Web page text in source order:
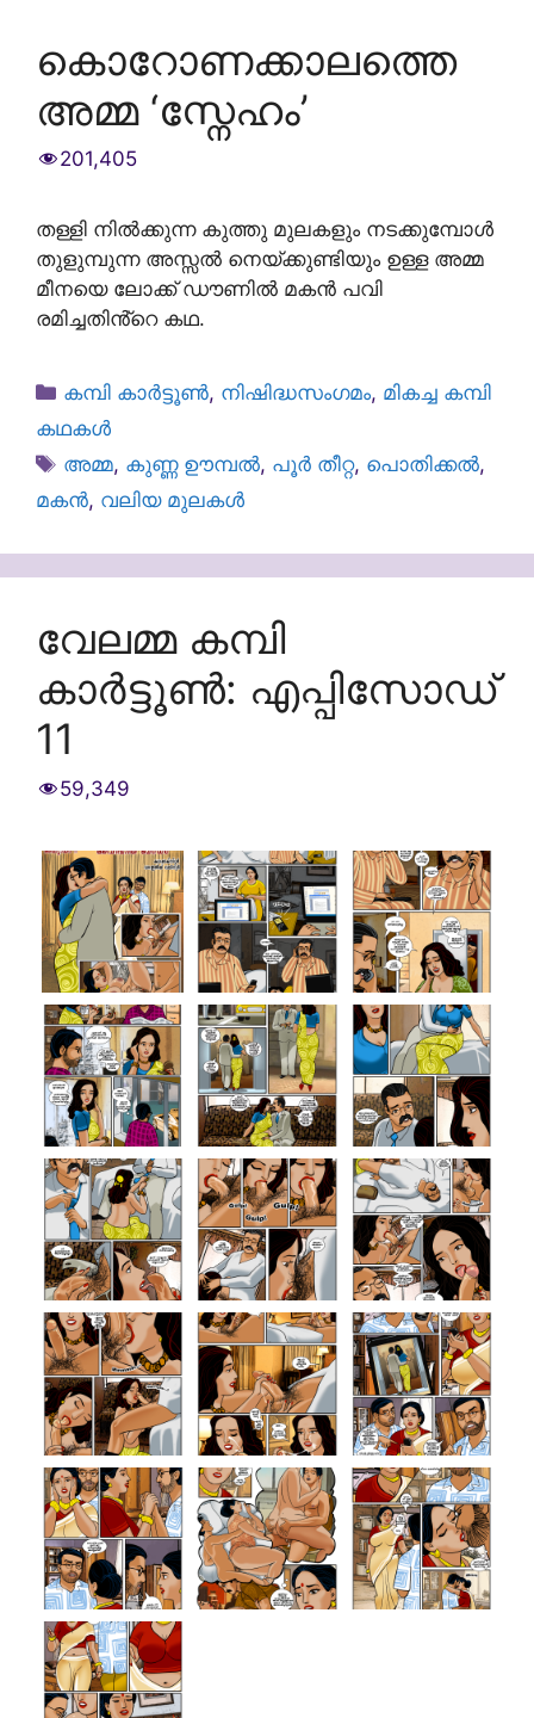
കൊറോണക്കാലത്തെ
അമ്മ ‘സ്നേഹം’
201,405
തള്ളി നിൽക്കുന്ന കുത്തു മുലകളും നടക്കുമ്പോൾ
തുളുമ്പുന്ന അസ്സൽ നെയ്ക്കുണ്ടിയും ഉള്ള അമ്മ
മീനയെ ലോക്ക് ഡൗണിൽ മകൻ പവി
രമിച്ചതിൻ്റെ കഥ.
Categories
കമ്പി കാർട്ടൂൺ, നിഷിദ്ധസംഗമം, മികച്ച കമ്പി
കഥകൾ
Tags
അമ്മ, കുണ്ണ ഊമ്പൽ, പൂർ തീറ്റ, പൊതിക്കൽ,
മകൻ, വലിയ മുലകൾ
വേലമ്മ കമ്പി
കാർട്ടൂൺ: എപ്പിസോഡ്
11
59,349